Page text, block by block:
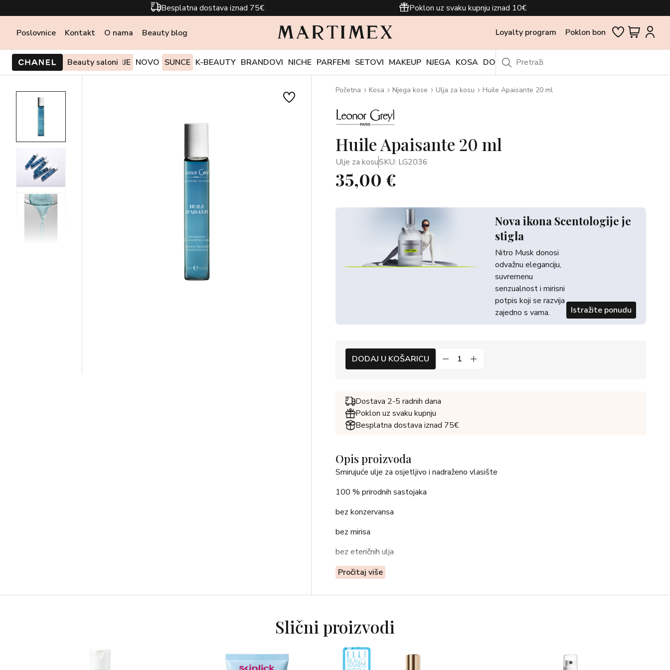
Besplatna dostava iznad 75€ Poklon uz svaku kupnju iznad 10€
Poslovnice Kontakt O nama Beauty blog Loyalty program Poklon bon
Beauty saloni
PONUDE I AKCIJE NOVO SUNCE K-BEAUTY BRANDOVI NICHE PARFEMI SETOVI MAKEUP NJEGA KOSA DODACI OUTLET
Početna Kosa Njega kose Ulja za kosu Huile Apaisante 20 ml
Huile Apaisante 20 ml
Ulje za kosuSKU: LG2036
35,00 €
Nova ikona Scentologije je
stigla
Nitro Musk donosi
odvažnu eleganciju,
suvremenu
senzualnost i mirisni
potpis koji se razvija
zajedno s vama.
Istražite ponudu
DODAJ U KOŠARICU
Dostava 2-5 radnih dana
Poklon uz svaku kupnju
Besplatna dostava iznad 75€
Opis proizvoda
Smirujuće ulje za osjetljivo i nadraženo vlasište
100 % prirodnih sastojaka
bez konzervansa
bez mirisa
bez eteričnih ulja
trenutačno smiruje nadraženo vlasište
smanjuje perut i crvenilo
veganski proizvod
Pročitaj više
Slični proizvodi